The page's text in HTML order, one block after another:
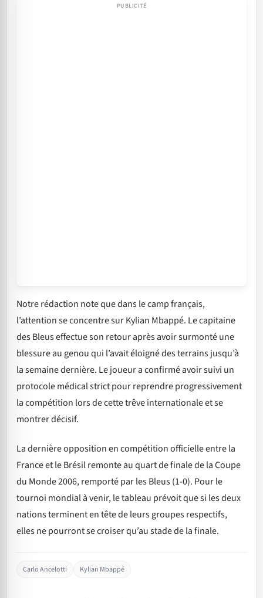
Notre rédaction note que dans le camp français,
l’attention se concentre sur Kylian Mbappé. Le capitaine
des Bleus effectue son retour après avoir surmonté une
blessure au genou qui l’avait éloigné des terrains jusqu’à
la semaine dernière. Le joueur a confirmé avoir suivi un
protocole médical strict pour reprendre progressivement
la compétition lors de cette trêve internationale et se
montrer décisif.
La dernière opposition en compétition officielle entre la
France et le Brésil remonte au quart de finale de la Coupe
du Monde 2006, remporté par les Bleus (1-0). Pour le
tournoi mondial à venir, le tableau prévoit que si les deux
nations terminent en tête de leurs groupes respectifs,
elles ne pourront se croiser qu’au stade de la finale.
Carlo Ancelotti Kylian Mbappé